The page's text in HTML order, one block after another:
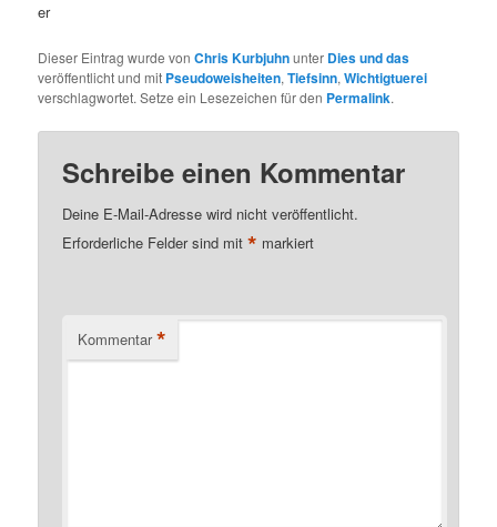
er
Dieser Eintrag wurde vonChris Kurbjuhnunter Dies und das
veröffentlicht und mit Pseudoweisheiten,Tiefsinn,Wichtigtuerei
verschlagwortet. Setze ein Lesezeichen für den Permalink.
Schreibe einen Kommentar
Deine E-Mail-Adresse wird nicht veröffentlicht.
Erforderliche Felder sind mit* markiert
Kommentar *